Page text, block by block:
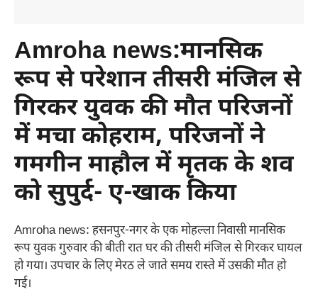
Amroha news:मानसिक
रूप से परेशान तीसरी मंजिल से
गिरकर युवक की मौत परिजनों
में मचा कोहराम, परिजनों ने
गमगीन माहौल में मृतक के शव
को सुपुर्द- ए-खाक किया
Amroha news: हसनपुर-नगर के एक मोहल्ला निवासी मानसिक
रूप युवक गुरुवार की बीती रात घर की तीसरी मंजिल से गिरकर घायल
हो गया। उपचार के लिए मेरठ ले जाते समय रास्ते में उसकी मौत हो
गई।